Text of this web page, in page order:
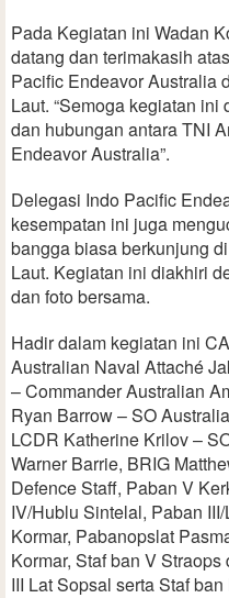
Pada Kegiatan ini Wadan
datang dan terimakasih
Pacific Endeavor Australia
Laut. “Semoga kegiatan
dan hubungan antara TNI
Endeavor Australia”.
Delegasi Indo Pacific
kesempatan ini juga
bangga biasa berkunjung
Laut. Kegiatan ini diakhiri
dan foto bersama.
Hadir dalam kegiatan ini
Australian Naval Attaché
– Commander Australian
Ryan Barrow – SO
LCDR Katherine Krilov –
Warner Barrie, BRIG
Defence Staff, Paban V
IV/Hublu Sintelal, Paban
Kormar, Pabanopslat
Kormar, Staf ban V
III Lat Sopsal serta Staf